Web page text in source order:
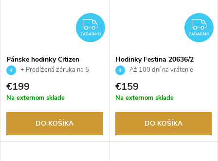
ZADARMO
ZADARMO
Pánske hodinky Citizen
BM7108-81L
+ Predĺžená záruka na 5
rokov. Až 100 dní na vrátenie
tovaru. Autorizovaný predajca.
€199
Na externom sklade
DO KOŠÍKA
ZADARMO
Hodinky Festina 20636/2
Až 100 dní na vrátenie
tovaru. Autorizovaný predajca.
€159
Na externom sklade
DO KOŠÍKA